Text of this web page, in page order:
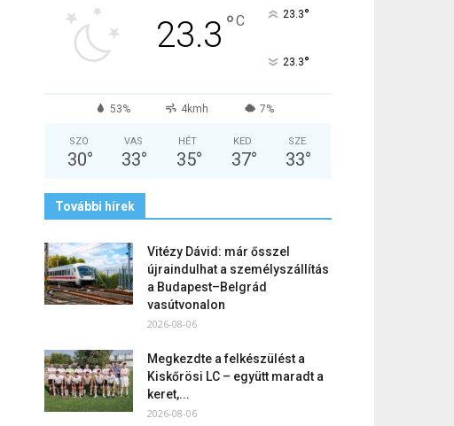
23.3 °C 23.3°
23.3°
53% 4kmh 7%
SZO
30°
VAS
33°
HÉT
35°
KED
37°
SZE
33°
További hírek
Vitézy Dávid: már ősszel
újraindulhat a személyszállítás
a Budapest–Belgrád
vasútvonalon
2026-08-06
Megkezdte a felkészülést a
Kiskőrösi LC – együtt maradt a
keret,...
2026-08-06